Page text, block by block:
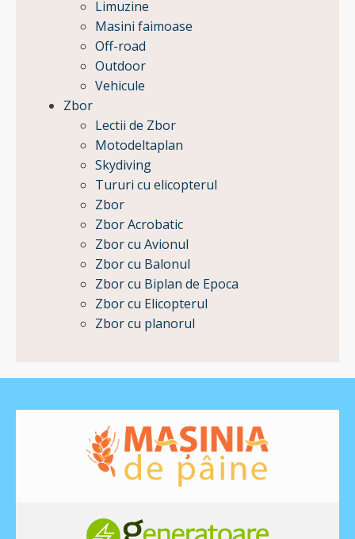
Limuzine
Masini faimoase
Off-road
Outdoor
Vehicule
Zbor
Lectii de Zbor
Motodeltaplan
Skydiving
Tururi cu elicopterul
Zbor
Zbor Acrobatic
Zbor cu Avionul
Zbor cu Balonul
Zbor cu Biplan de Epoca
Zbor cu Elicopterul
Zbor cu planorul